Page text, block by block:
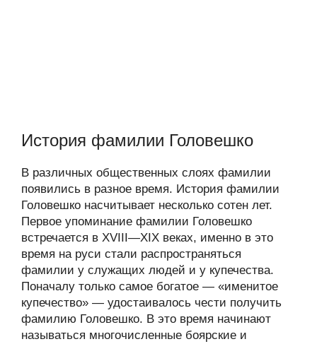
История фамилии Головешко
В различных общественных слоях фамилии
появились в разное время. История фамилии
Головешко насчитывает несколько сотен лет.
Первое упоминание фамилии Головешко
встречается в XVIII—XIX веках, именно в это
время на руси стали распространяться
фамилии у служащих людей и у купечества.
Поначалу только самое богатое — «именитое
купечество» — удостаивалось чести получить
фамилию Головешко. В это время начинают
называться многочисленные боярские и